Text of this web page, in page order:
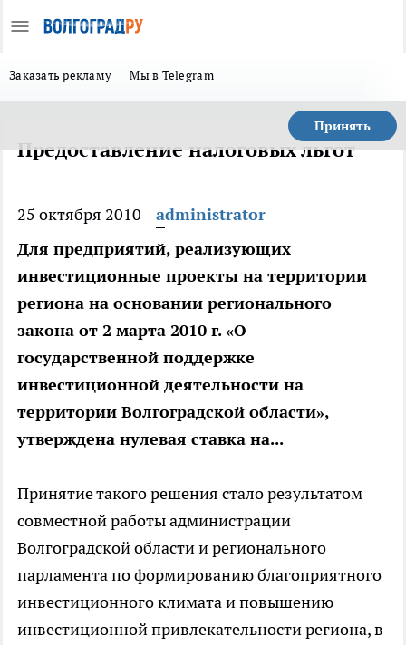
Заказать рекламу Мы в Telegram
Принять
Предоставление налоговых льгот
25 октября 2010
administrator
Для предприятий, реализующих
инвестиционные проекты на территории
региона на основании регионального
закона от 2 марта 2010 г. «О
государственной поддержке
инвестиционной деятельности на
территории Волгоградской области»,
утверждена нулевая ставка на...
Принятие такого решения стало результатом
совместной работы администрации
Волгоградской области и регионального
парламента по формированию благоприятного
инвестиционного климата и повышению
инвестиционной привлекательности региона, в